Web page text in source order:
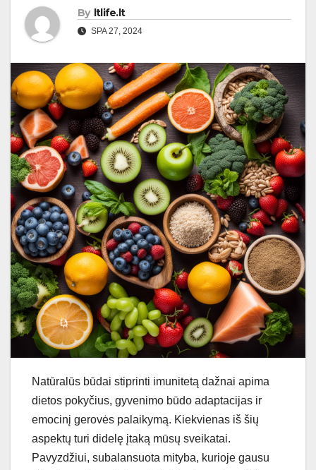
By ltlife.lt
SPA 27, 2024
Natūralūs būdai stiprinti imunitetą dažnai apima
dietos pokyčius, gyvenimo būdo adaptacijas ir
emocinį gerovės palaikymą. Kiekvienas iš šių
aspektų turi didelę įtaką mūsų sveikatai.
Pavyzdžiui, subalansuota mityba, kurioje gausu